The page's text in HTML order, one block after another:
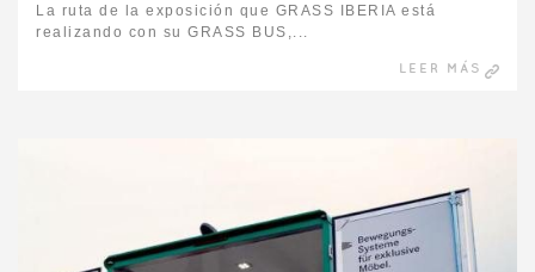
La ruta de la exposición que GRASS IBERIA está
realizando con su GRASS BUS,...
LEER MÁS